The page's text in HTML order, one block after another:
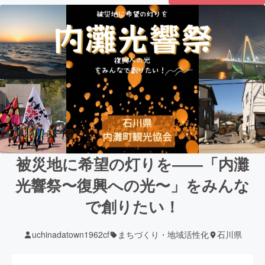
被災地に希望の灯りを――「内灘
光響祭〜復興への光〜」をみんな
で創りたい！
uchinadatown1962cf まちづくり・地域活性化 石川県